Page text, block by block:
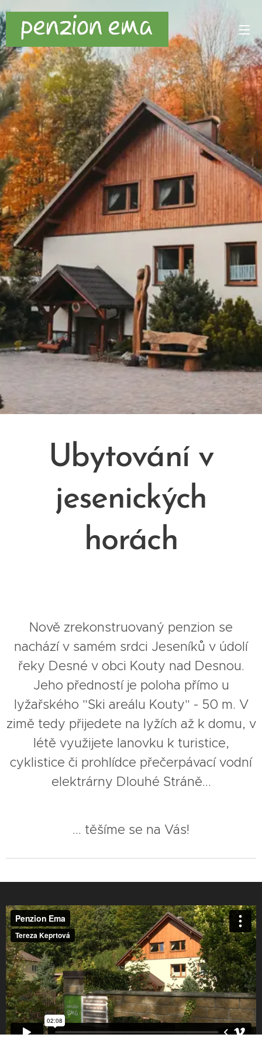
Ubytování v
jesenických
horách
Nově zrekonstruovaný penzion se
nachází v samém srdci Jeseníků v údolí
řeky Desné v obci Kouty nad Desnou.
Jeho předností je poloha přímo u
lyžařského "Ski areálu Kouty" - 50 m. V
zimě tedy přijedete na lyžích až k domu, v
létě využijete lanovku k turistice,
cyklistice či prohlídce přečerpávací vodní
elektrárny Dlouhé Stráně...
... těšíme se na Vás!